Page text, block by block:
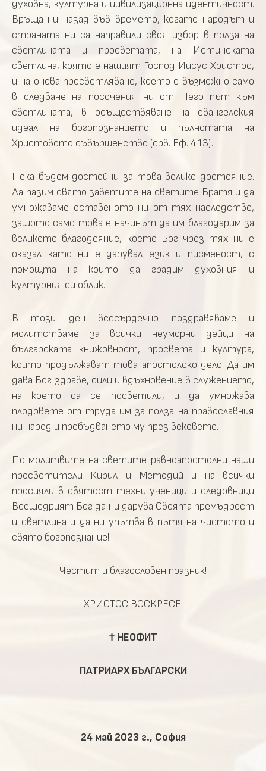
духовна, културна и цивилизационна идентичност.
Връща ни назад във времето, когато народът и
страната ни са направили своя избор в полза на
светлината и просветата, на Истинската
светлина, която е нашият Господ Иисус Христос,
и на онова просветляване, което е възможно само
в следване на посочения ни от Него път към
светлината, в осъществяване на евангелския
идеал на богопознанието и пълнотата на
Христовото съвършенство (срв. Еф. 4:13).
Нека бъдем достойни за това велико достояние.
Да пазим свято заветите на светите Братя и да
умножаваме оставеното ни от тях наследство,
защото само това е начинът да им благодарим за
великото благодеяние, което Бог чрез тях ни е
оказал като ни е дарувал език и писменост, с
помощта на които да градим духовния и
културния си облик.
В този ден всесърдечно поздравяваме и
молитстваме за всички неуморни дейци на
българската книжовност, просвета и култура,
които продължават това апостолско дело. Да им
дава Бог здраве, сили и вдъхновение в служението,
на което са се посветили, и да умножава
плодовете от труда им за полза на православния
ни народ и пребъдването му през вековете.
По молитвите на светите равноапостолни наши
просветители Кирил и Методий и на всички
просияли в святост техни ученици и следовници
Всещедрият Бог да ни дарува Своята премъдрост
и светлина и да ни упътва в пътя на чистото и
свято богопознание!
Честит и благословен празник!
ХРИСТОС ВОСКРЕСЕ!
† НЕОФИТ
ПАТРИАРХ БЪЛГАРСКИ
24 май 2023 г., София